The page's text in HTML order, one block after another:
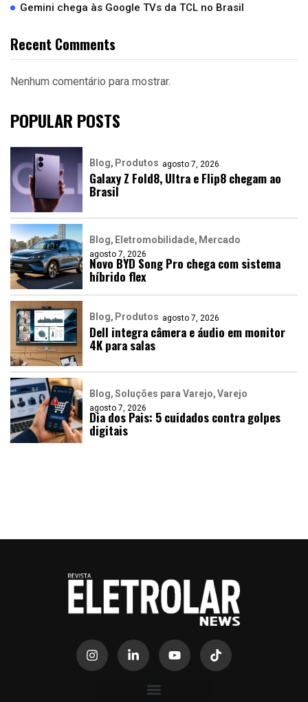
Gemini chega às Google TVs da TCL no Brasil
Recent Comments
Nenhum comentário para mostrar.
POPULAR POSTS
Blog Produtos agosto 7, 2026
Galaxy Z Fold8, Ultra e Flip8 chegam ao
Brasil
Blog Eletromobilidade Mercado
agosto 7, 2026
Novo BYD Song Pro chega com sistema
híbrido flex
Blog Produtos agosto 7, 2026
Dell integra câmera e áudio em monitor
4K para salas
Blog Soluções para Varejo Varejo
agosto 7, 2026
Dia dos Pais: 5 cuidados contra golpes
digitais